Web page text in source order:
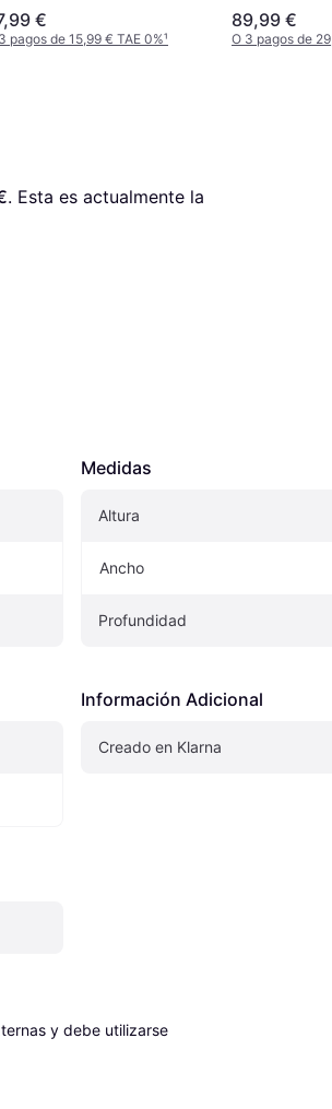
€
pagos de 15,99 € TAE 0%¹
89,99 €
O 3 pagos de
. Esta es actualmente la
Medidas
Altura
Ancho
Profundidad
Información Adicional
Creado en Klarna
y debe utilizarse